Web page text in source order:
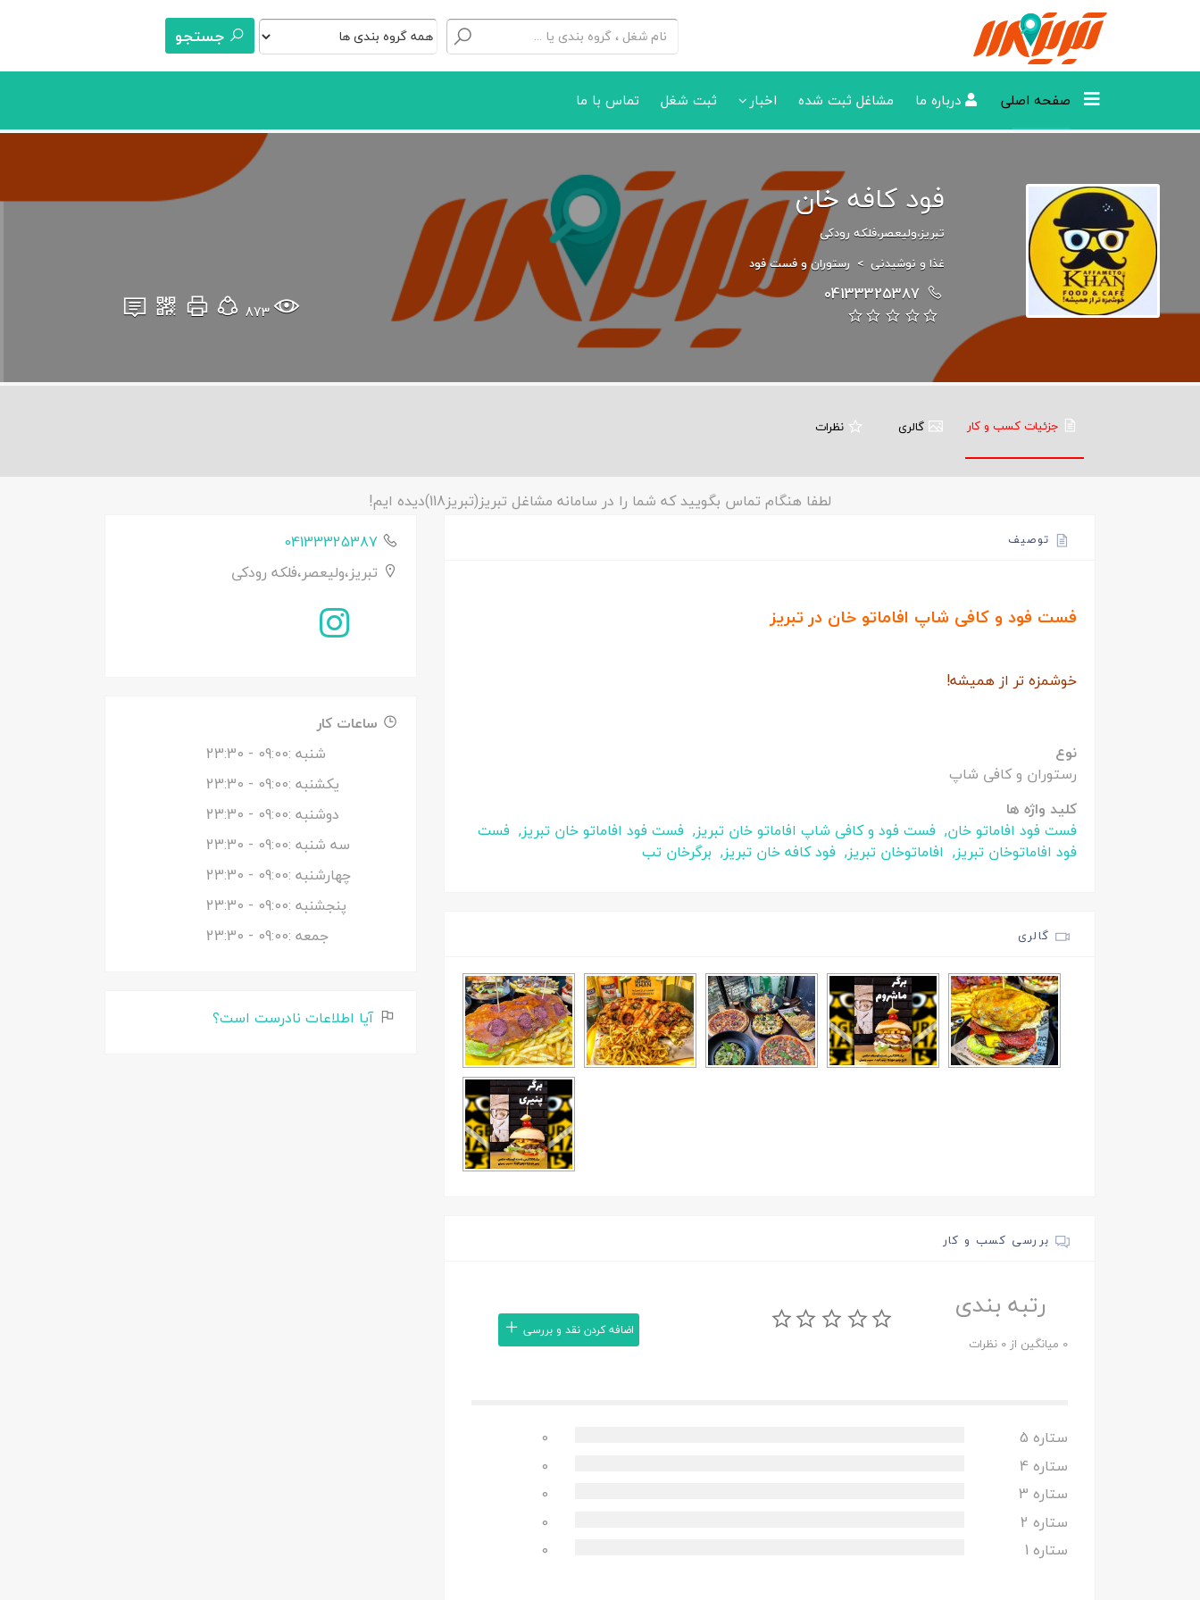
جستجو
صفحه اصلی درباره ما مشاغل ثبت شده اخبار ثبت شغل تماس با ما
فود کافه خان
تبریز،ولیعصر،فلکه رودکی
غذا و نوشیدنی> رستوران و فست فود
04133325387
873
جزئیات کسب و کار گالری نظرات
لطفا هنگام تماس بگویید که شما را در سامانه مشاغل تبریز(تبریز118)دیده ایم!
توصیف
فست فود و کافی شاپ افاماتو خان در تبریز
خوشمزه تر از همیشه!
نوع
رستوران و کافی شاپ
کلید واژه ها
فست فود افاماتو خان, فست فود و کافی شاپ افاماتو خان تبریز, فست فود افاماتو خان تبریز, فست
فود افاماتوخان تبریز, افاماتوخان تبریز, فود کافه خان تبریز, برگرخان تب
گالری
بررسی کسب و کار
رتبه بندی
0 میانگین از 0 نظرات
اضافه کردن نقد و بررسی
ستاره 5
0
ستاره 4
0
ستاره 3
0
ستاره 2
0
ستاره 1
0
04133325387
تبریز،ولیعصر،فلکه رودکی
ساعات کار
شنبه :09:00
- 23:30
یکشنبه :09:00
- 23:30
دوشنبه :09:00
- 23:30
سه شنبه :09:00
- 23:30
چهارشنبه :09:00
- 23:30
پنجشنبه :09:00
- 23:30
جمعه :09:00
- 23:30
آیا اطلاعات نادرست است؟